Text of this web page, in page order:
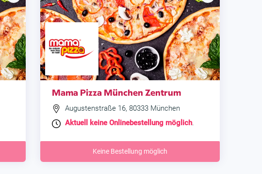
Mama Pizza München Zentrum
Augustenstraße 16, 80333 München
Aktuell keine Onlinebestellung möglich.
Keine Bestellung möglich